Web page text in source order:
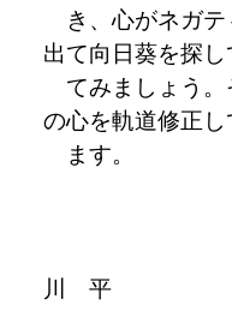
き、心がネガテ
出て向日葵を探し
てみましょう。
の心を軌道修正
ます。
地主
川 平